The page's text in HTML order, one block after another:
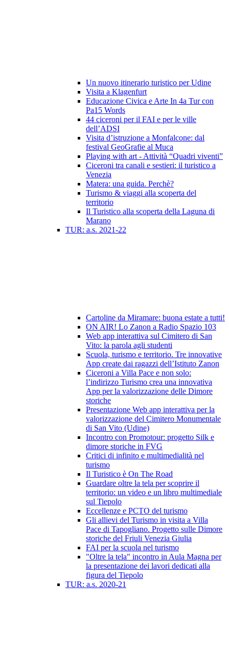
Un nuovo itinerario turistico per Udine
Visita a Klagenfurt
Educazione Civica e Arte In 4a Tur con
Pa15 Words
44 ciceroni per il FAI e per le ville
dell’ADSI
Visita d’istruzione a Monfalcone: dal
festival GeoGrafie al Muca
Playing with art - Attività “Quadri viventi”
Ciceroni tra canali e sestieri: il turistico a
Venezia
Matera: una guida. Perchè?
Turismo & viaggi alla scoperta del
territorio
Il Turistico alla scoperta della Laguna di
Marano
TUR: a.s. 2021-22
Cartoline da Miramare: buona estate a tutti!
ON AIR! Lo Zanon a Radio Spazio 103
Web app interattiva sul Cimitero di San
Vito: la parola agli studenti
Scuola, turismo e territorio. Tre innovative
App create dai ragazzi dell’Istituto Zanon
Ciceroni a Villa Pace e non solo:
l’indirizzo Turismo crea una innovativa
App per la valorizzazione delle Dimore
storiche
Presentazione Web app interattiva per la
valorizzazione del Cimitero Monumentale
di San Vito (Udine)
Incontro con Promotour: progetto Silk e
dimore storiche in FVG
Critici di infinito e multimedialità nel
turismo
Il Turistico è On The Road
Guardare oltre la tela per scoprire il
territorio: un video e un libro multimediale
sul Tiepolo
Eccellenze e PCTO del turismo
Gli allievi del Turismo in visita a Villa
Pace di Tapogliano. Progetto sulle Dimore
storiche del Friuli Venezia Giulia
FAI per la scuola nel turismo
"Oltre la tela" incontro in Aula Magna per
la presentazione dei lavori dedicati alla
figura del Tiepolo
TUR: a.s. 2020-21